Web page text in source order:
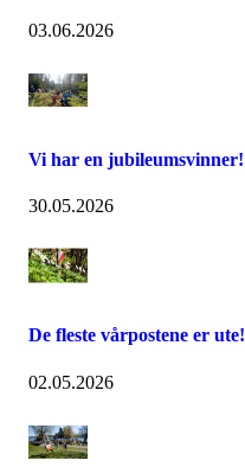
03.06.2026
Vi har en jubileumsvinner!
30.05.2026
De fleste vårpostene er ute!
02.05.2026